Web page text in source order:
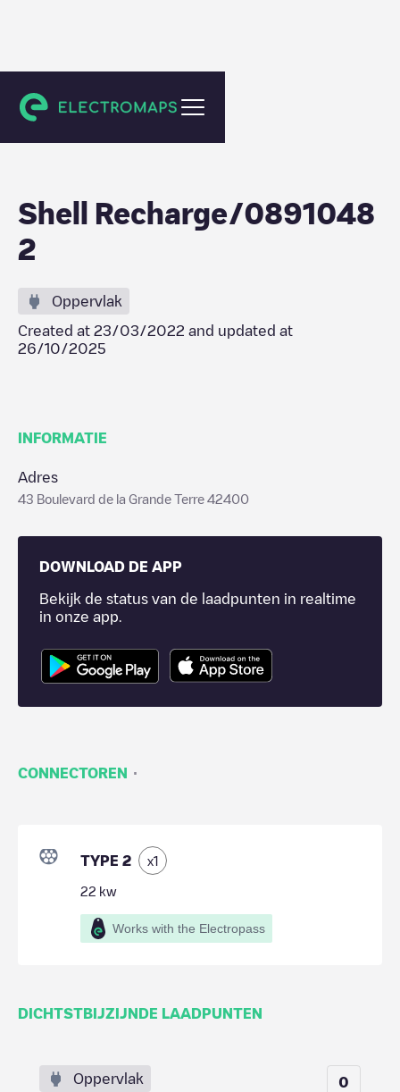
Saint-Chamond
Shell Recharge/0891048
2
Oppervlak
Created at 23/03/2022 and updated at
26/10/2025
INFORMATIE
Adres
43 Boulevard de la Grande Terre 42400
DOWNLOAD DE APP
Bekijk de status van de laadpunten in realtime
in onze app.
CONNECTOREN ·
TYPE 2 x1
22 kw
Works with the Electropass
DICHTSTBIJZIJNDE LAADPUNTEN
Oppervlak 0